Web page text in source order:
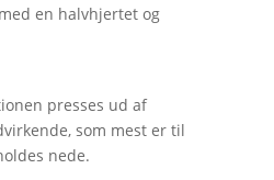
en halvhjertet og
presses ud af
som mest er til
nede.